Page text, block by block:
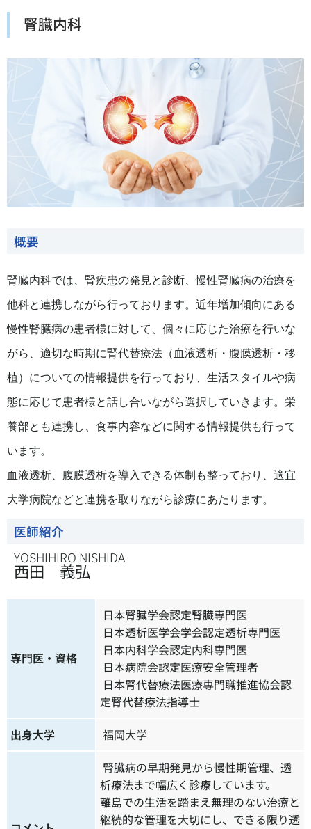
腎臓内科
概要
腎臓内科では、腎疾患の発見と診断、慢性腎臓病の治療を
他科と連携しながら行っております。近年増加傾向にある
慢性腎臓病の患者様に対して、個々に応じた治療を行いな
がら、適切な時期に腎代替療法（血液透析・腹膜透析・移
植）についての情報提供を行っており、生活スタイルや病
態に応じて患者様と話し合いながら選択していきます。栄
養部とも連携し、食事内容などに関する情報提供も行って
います。
血液透析、腹膜透析を導入できる体制も整っており、適宜
大学病院などと連携を取りながら診療にあたります。
医師紹介
YOSHIHIRO NISHIDA
西田 義弘
専門医・資格
日本腎臓学会認定腎臓専門医
日本透析医学会学会認定透析専門医
日本内科学会認定内科専門医
日本病院会認定医療安全管理者
日本腎代替療法医療専門職推進協会認
定腎代替療法指導士
出身大学
福岡大学
腎臓病の早期発見から慢性期管理、透
析療法まで幅広く診療しています。
離島での生活を踏まえ無理のない治療と
継続的な管理を大切にし、できる限り透